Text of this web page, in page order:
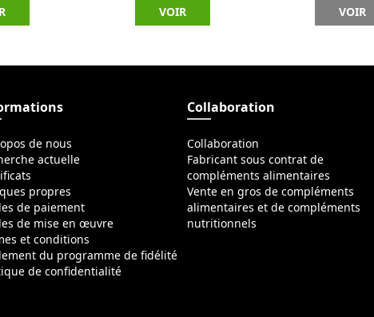
VOIR VOIR
de nous
actuelle
propres
de paiement
de mise en œuvre
et conditions
du programme de fidélité
de confidentialité
Collaboration
Collaboration
Fabricant sous contrat de
compléments alimentaires
Vente en gros de compléments
alimentaires et de compléments
nutritionnels